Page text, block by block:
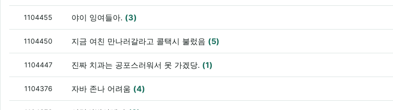
1104455 야이 잉여들아. (3)
1104450 지금 여친 만나러갈라고 콜택시 불렀음 (5)
1104447 진짜 치과는 공포스러워서 못 가겠당. (1)
1104376 자바 존나 어려움 (4)